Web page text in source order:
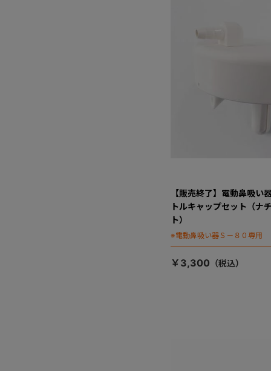
【販売終了】電動鼻吸
トルキャップセット（ナ
ト）
※電動鼻吸い器Ｓ－８０専用
￥3,300